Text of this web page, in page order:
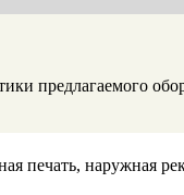
предлагаемого
печать, наружная